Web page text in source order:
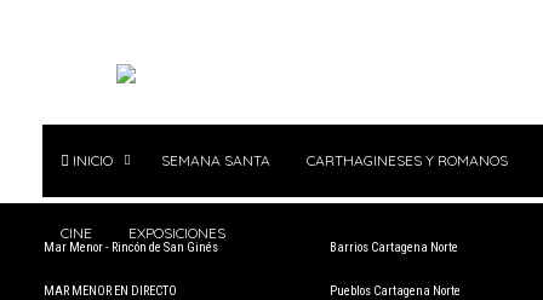
INICIO SEMANA SANTA CARTHAGINESES Y ROMANOS
CINE EXPOSICIONES
Mar Menor - Rincón de San Ginés
MAR MENOR EN DIRECTO
Barrios Cartagena Norte
Pueblos Cartagena Norte